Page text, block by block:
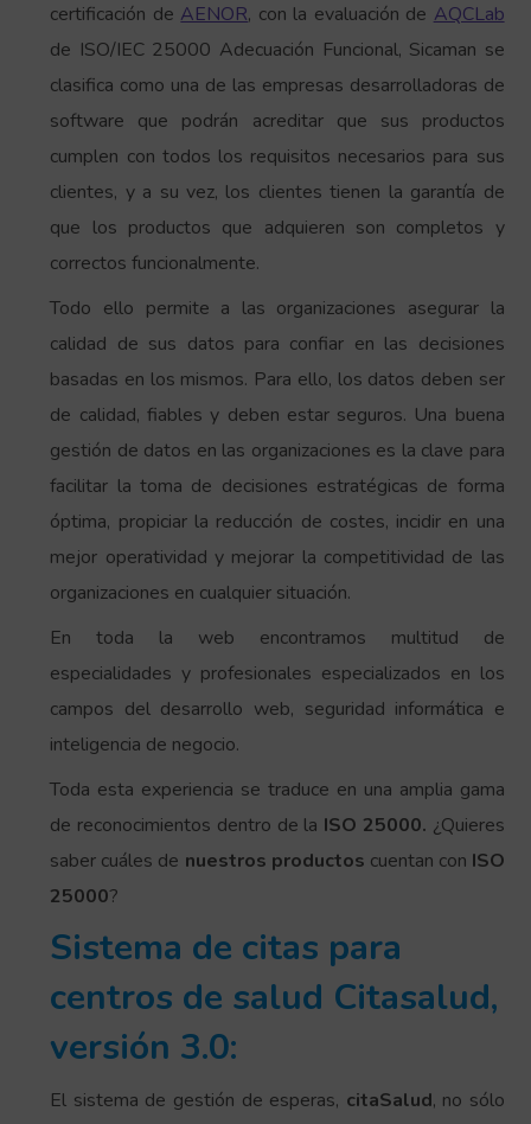
certificación deAENOR, con la evaluación de AQCLab
de ISO/IEC 25000 Adecuación Funcional, Sicaman se
clasifica como una de las empresas desarrolladoras de
software que podrán acreditar que sus productos
cumplen con todos los requisitos necesarios para sus
clientes, y a su vez, los clientes tienen la garantía de
que los productos que adquieren son completos y
correctos funcionalmente.
Todo ello permite a las organizaciones asegurar la
calidad de sus datos para confiar en las decisiones
basadas en los mismos. Para ello, los datos deben ser
de calidad, fiables y deben estar seguros. Una buena
gestión de datos en las organizaciones es la clave para
facilitar la toma de decisiones estratégicas de forma
óptima, propiciar la reducción de costes, incidir en una
mejor operatividad y mejorar la competitividad de las
organizaciones en cualquier situación.
En toda la web encontramos multitud de
especialidades y profesionales especializados en los
campos del desarrollo web, seguridad informática e
inteligencia de negocio.
Toda esta experiencia se traduce en una amplia gama
de reconocimientos dentro de la ISO 25000. ¿Quieres
saber cuáles de nuestros productos cuentan con ISO
25000?
Sistema de citas para
centros de salud Citasalud,
versión 3.0:
El sistema de gestión de esperas, citaSalud, no sólo